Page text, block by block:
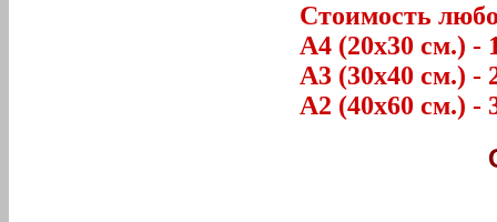
Стоимость
А4 (20х30 см.) -
А3 (30х40 см.) -
А2 (40х60 см.) -